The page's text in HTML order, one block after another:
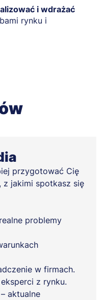
i wdrażać
rynku i
przygotować Cię
jakimi spotkasz się
problemy
w firmach.
z rynku.
– aktualne